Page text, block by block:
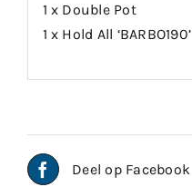
1 x Double Pot
1 x Hold All ‘BARBO190’
Deel op Facebook